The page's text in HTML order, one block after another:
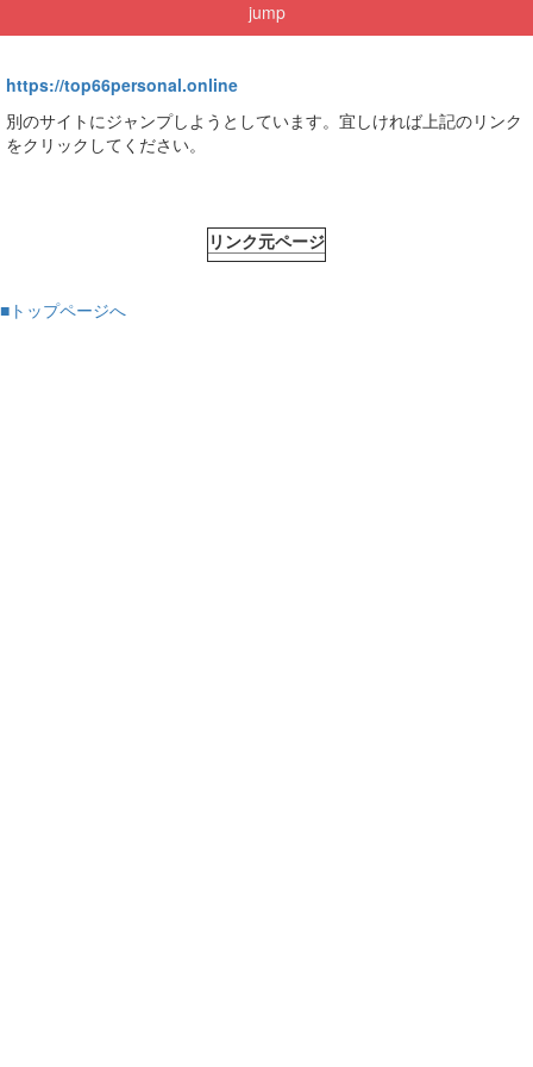
jump
https://top66personal.online
別のサイトにジャンプしようとしています。宜しければ上記のリンク
をクリックしてください。
リンク元ページ
■トップページへ